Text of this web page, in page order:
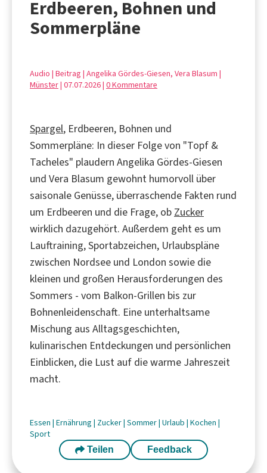
Erdbeeren, Bohnen und
Sommerpläne
Audio | Beitrag | Angelika Gördes-Giesen, Vera Blasum |
Münster| 07.07.2026 | 0 Kommentare
Spargel, Erdbeeren, Bohnen und
Sommerpläne: In dieser Folge von "Topf &
Tacheles" plaudern Angelika Gördes-Giesen
und Vera Blasum gewohnt humorvoll über
saisonale Genüsse, überraschende Fakten rund
um Erdbeeren und die Frage, ob Zucker
wirklich dazugehört. Außerdem geht es um
Lauftraining, Sportabzeichen, Urlaubspläne
zwischen Nordsee und London sowie die
kleinen und großen Herausforderungen des
Sommers - vom Balkon-Grillen bis zur
Bohnenleidenschaft. Eine unterhaltsame
Mischung aus Alltagsgeschichten,
kulinarischen Entdeckungen und persönlichen
Einblicken, die Lust auf die warme Jahreszeit
macht.
Essen | Ernährung | Zucker| Sommer| Urlaub | Kochen |
Sport
Teilen Feedback